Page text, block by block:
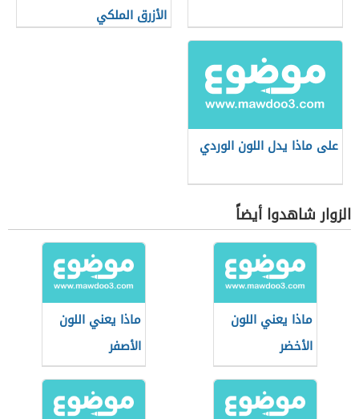
الأزرق الملكي
على ماذا يدل اللون الوردي
الزوار شاهدوا أيضاً
ماذا يعني اللون
الأخضر
ماذا يعني اللون
الأصفر